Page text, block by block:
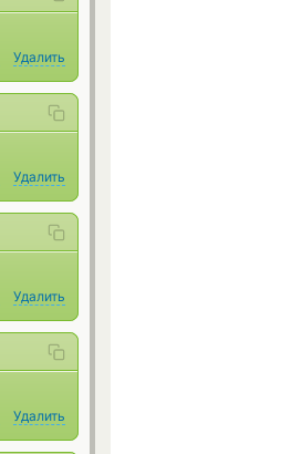
Удалить
Удалить
Удалить
Удалить